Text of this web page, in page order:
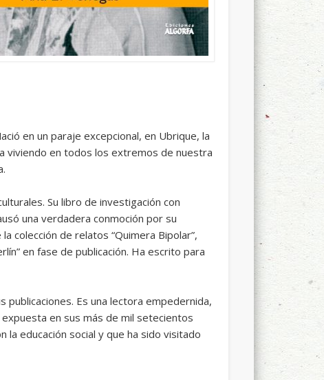
en un paraje excepcional, en Ubrique, la
viviendo en todos los extremos de nuestra
Su libro de investigación con
una verdadera conmoción por su
colección de relatos “Quimera Bipolar”,
en fase de publicación. Ha escrito para
publicaciones. Es una lectora empedernida,
en sus más de mil setecientos
educación social y que ha sido visitado